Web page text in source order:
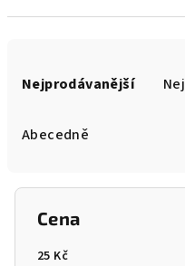
Nejprodávanější
Abecedně
Cena
25 Kč